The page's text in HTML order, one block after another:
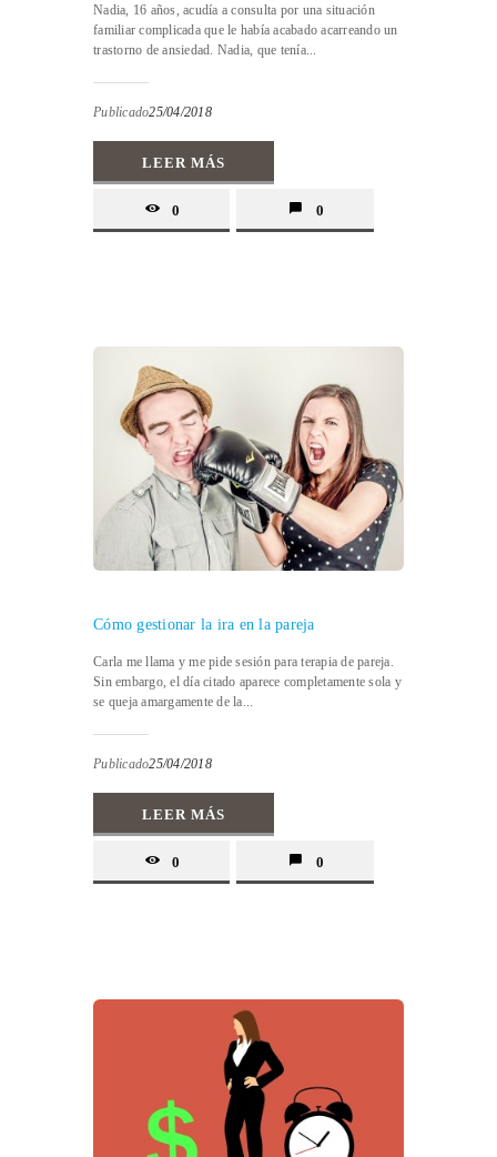
Nadia, 16 años, acudía a consulta por una situación
familiar complicada que le había acabado acarreando un
trastorno de ansiedad. Nadia, que tenía...
Publicado25/04/2018
LEER MÁS
0 0
Cómo gestionar la ira en la pareja
Carla me llama y me pide sesión para terapia de pareja.
Sin embargo, el día citado aparece completamente sola y
se queja amargamente de la...
Publicado25/04/2018
LEER MÁS
0 0